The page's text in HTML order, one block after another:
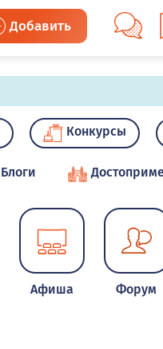
Добавить
Конкурсы
Блоги
Афиша Форум